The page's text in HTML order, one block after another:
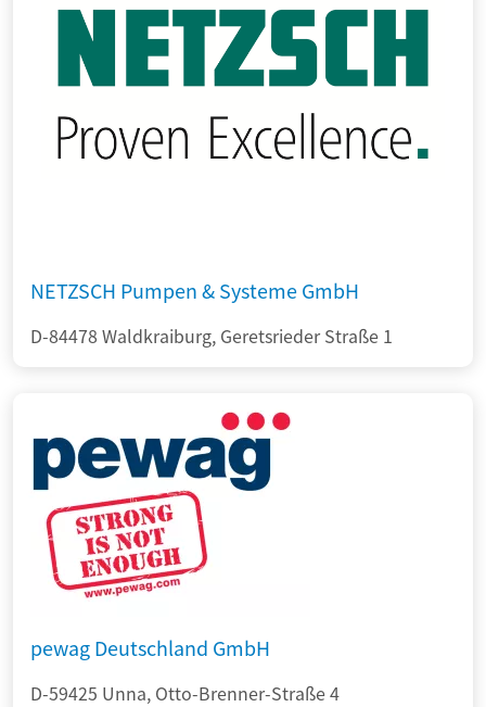
NETZSCH Pumpen & Systeme GmbH
D-84478 Waldkraiburg, Geretsrieder Straße 1
pewag Deutschland GmbH
D-59425 Unna, Otto-Brenner-Straße 4